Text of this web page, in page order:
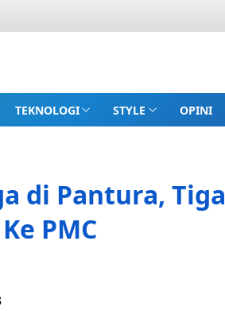
TEKNOLOGI STYLE OPINI
di Pantura, Tiga
PMC